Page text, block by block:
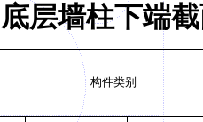
底层墙柱下端
构件类别